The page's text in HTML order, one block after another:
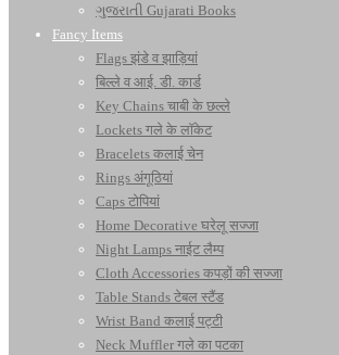
ગુજરાતી Gujarati Books
Fancy Items
Flags झंडे व झाड़ियां
बिल्ले व आई. डी. कार्ड
Key Chains चाबी के छल्ले
Lockets गले के लॉकेट
Bracelets कलाई चेन
Rings अंगूठियां
Caps टोपियां
Home Decorative घरेलू सज्जा
Night Lamps नाईट लैम्प
Cloth Accessories कपड़ों की सज्जा
Table Stands टेबल स्टैंड
Wrist Band कलाई पट्टी
Neck Muffler गले का पटका